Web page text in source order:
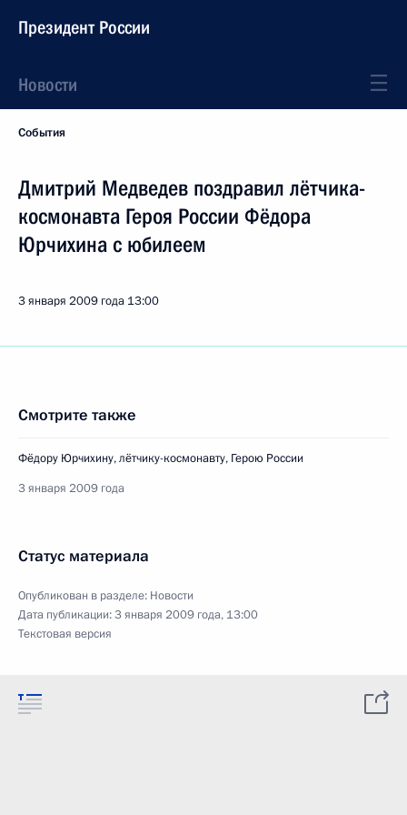
Президент России
Новости
События
Дмитрий Медведев поздравил лётчика-
космонавта Героя России Фёдора
Юрчихина с юбилеем
3 января 2009 года 13:00
Смотрите также
Фёдору Юрчихину, лётчику-космонавту, Герою России
3 января 2009 года
Статус материала
Опубликован в разделе: Новости
Дата публикации:3 января 2009 года, 13:00
Текстовая версия